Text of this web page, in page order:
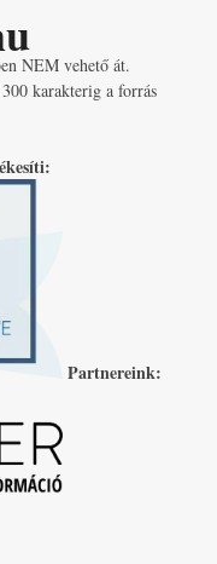
NEM vehető át.
karakterig a forrás
Partnereink: